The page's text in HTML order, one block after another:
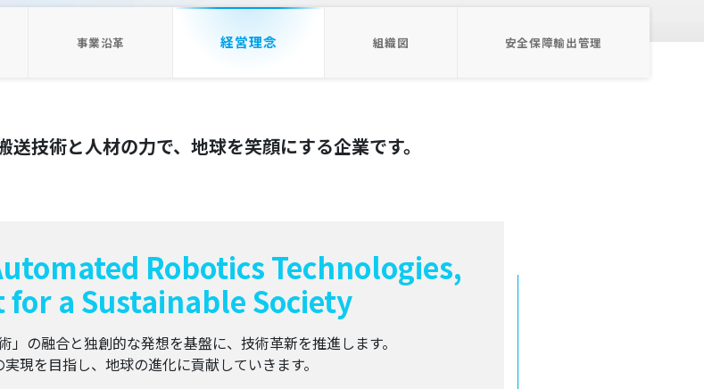
事業沿革 経営理念 組織図 安全保障輸出管理
技術と人材の力で、地球を笑顔にする企業です。
Robotics Technologies,
for a Sustainable Society
」の融合と独創的な発想を基盤に、技術革新を推進します。
現を目指し、地球の進化に貢献していきます。